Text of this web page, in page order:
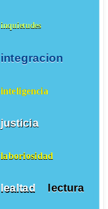
inquietudes
integracion
inteligencia
justicia
laboriosidad
lealtad lectura